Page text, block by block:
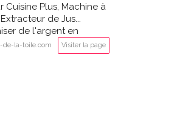
Cuisine Plus, Machine à
de Jus...
de l'argent en
des produits LIDL
de-la-toile.com Visiter la page